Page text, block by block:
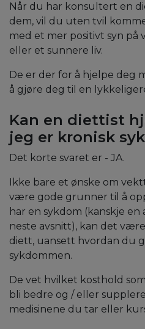
Når du har konsultert en
dem, vil du uten tvil
med et mer positivt syn
eller et sunnere liv.
De er der for å hjelpe deg
å gjøre deg til en
Kan en diettist
jeg er kronisk
Det korte svaret er - JA.
Ikke bare et ønske om
være gode grunner til å
har en sykdom (kanskje en
neste avsnitt), kan det
diett, uansett hvordan du
sykdommen.
De vet hvilket kosthold
bli bedre og / eller
medisinene du tar eller